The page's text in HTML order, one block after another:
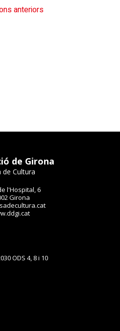
anteriors
de Girona
de Cultura
l'Hospital, 6
Girona